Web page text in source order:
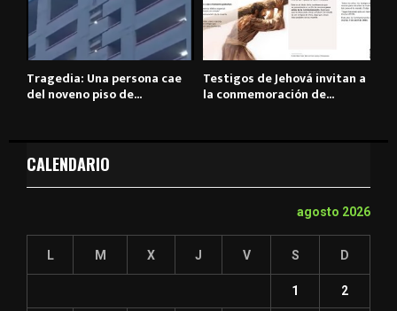
Tragedia: Una persona cae
del noveno piso de...
Testigos de Jehová invitan a
la conmemoración de...
CALENDARIO
agosto 2026
L M X J V S D
1 2